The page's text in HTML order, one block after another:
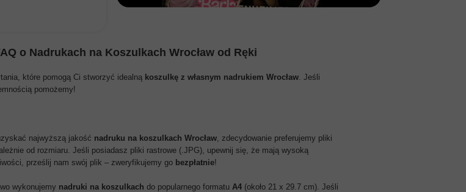
o Nadrukach na Koszulkach Wrocław od Ręki
które pomogą Ci stworzyć idealną koszulkę z własnym nadrukiem Wrocław. Jeśli
pomożemy!
najwyższą jakość nadruku na koszulkach Wrocław, zdecydowanie preferujemy pliki
od rozmiaru. Jeśli posiadasz pliki rastrowe (.JPG), upewnij się, że mają wysoką
prześlij nam swój plik – zweryfikujemy go bezpłatnie!
wykonujemy nadruki na koszulkach do popularnego formatu A4 (około 21 x 29.7 cm). Jeśli